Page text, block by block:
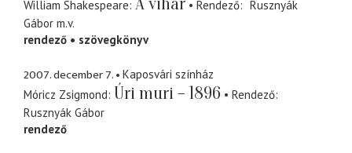
William Shakespeare A vihar Rendező
Rusznyák
Gábor m.v.
rendező
szövegkönyv
2007. december 7.
Kaposvári színház
Móricz Zsigmond Úri muri – 1896
Rendező
Rusznyák Gábor
rendező